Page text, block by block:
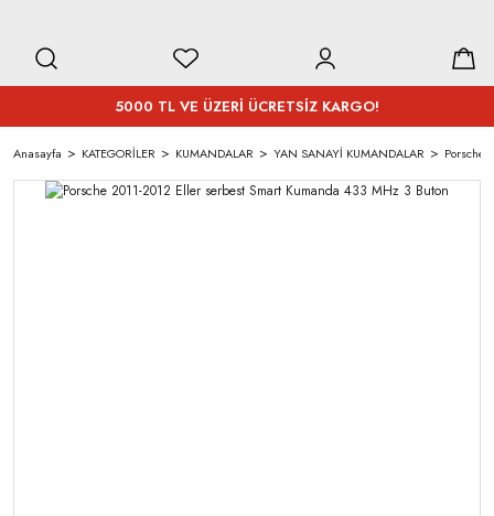
5000 TL VE ÜZERİ ÜCRETSİZ KARGO!
Anasayfa KATEGORİLER KUMANDALAR YAN SANAYİ KUMANDALAR Porsche